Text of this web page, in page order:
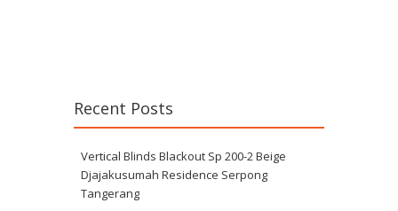
Recent Posts
Vertical Blinds Blackout Sp 200-2 Beige
Djajakusumah Residence Serpong
Tangerang